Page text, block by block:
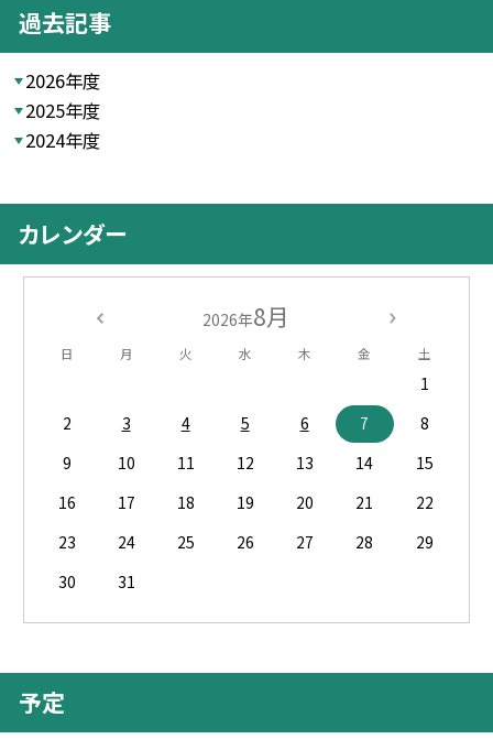
過去記事
2026年度
2025年度
2024年度
カレンダー
2026年8月
日 月 火 水 木 金 土
1
2
3 4 5 6 7
8
9
10 11 12 13 14
15
16
17 18 19 20 21
22
23
24 25 26 27 28
29
30
31
予定